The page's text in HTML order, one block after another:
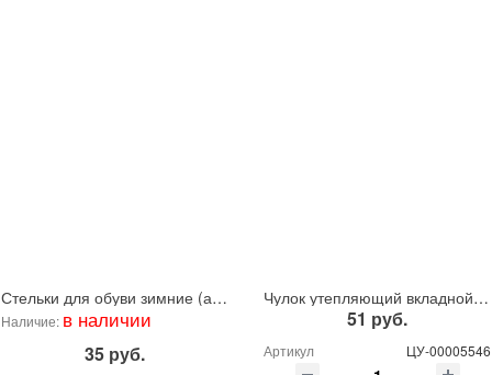
Стельки для обуви зимние (ассорти)
Наличие: в наличии
35 руб.
Чулок утепляющий вкладной универсальный
51 руб.
Артикул ЦУ-00005546